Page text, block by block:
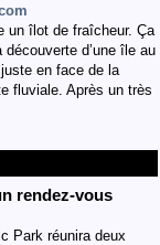
un îlot de fraîcheur. Ça
d’une île au
en face de la
fluviale. Après un très
rendez-vous
Park réunira deux